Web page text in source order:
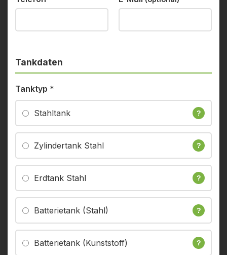
Tankdaten
Tanktyp *
Stahltank ?
Zylindertank Stahl ?
Erdtank Stahl ?
Batterietank (Stahl) ?
Batterietank (Kunststoff) ?